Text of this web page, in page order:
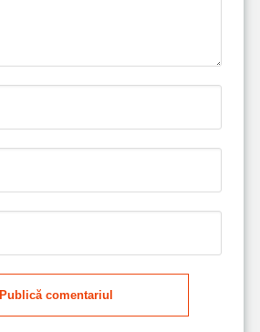
Publică comentariul